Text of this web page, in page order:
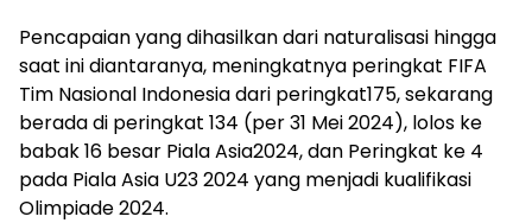
Pencapaian yang dihasilkan dari naturalisasi hingga
saat ini diantaranya, meningkatnya peringkat FIFA
Tim Nasional Indonesia dari peringkat175, sekarang
berada di peringkat 134 (per 31 Mei 2024), lolos ke
babak 16 besar Piala Asia2024, dan Peringkat ke 4
pada Piala Asia U23 2024 yang menjadi kualifikasi
Olimpiade 2024.